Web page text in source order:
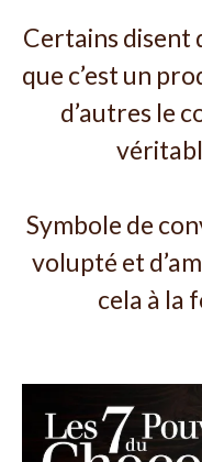
Certains disent
que c’est un
d’autres le
Symbole de
volupté et
cela à la